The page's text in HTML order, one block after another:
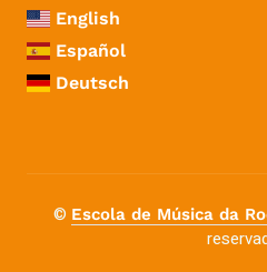
English
Español
Deutsch
© Escola de Música da